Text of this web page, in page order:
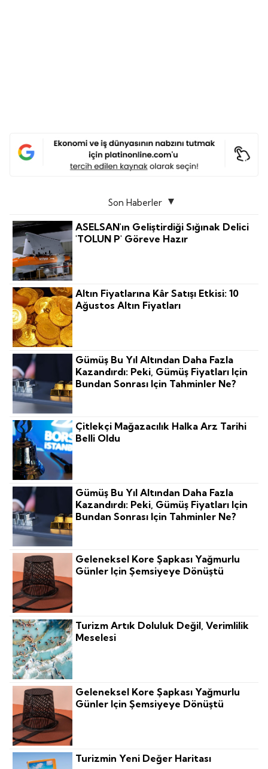
Son Haberler
ASELSAN'ın Geliştirdiği Sığınak Delici
'TOLUN P' Göreve Hazır
Altın Fiyatlarına Kâr Satışı Etkisi: 10
Ağustos Altın Fiyatları
Gümüş Bu Yıl Altından Daha Fazla
Kazandırdı: Peki, Gümüş Fiyatları Için
Bundan Sonrası Için Tahminler Ne?
Çitlekçi Mağazacılık Halka Arz Tarihi
Belli Oldu
Gümüş Bu Yıl Altından Daha Fazla
Kazandırdı: Peki, Gümüş Fiyatları Için
Bundan Sonrası Için Tahminler Ne?
Geleneksel Kore Şapkası Yağmurlu
Günler Için Şemsiyeye Dönüştü
Turizm Artık Doluluk Değil, Verimlilik
Meselesi
Geleneksel Kore Şapkası Yağmurlu
Günler Için Şemsiyeye Dönüştü
Turizmin Yeni Değer Haritası